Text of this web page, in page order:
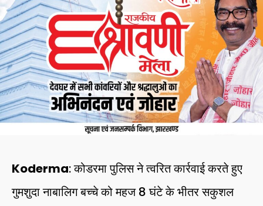
Koderma: कोडरमा पुलिस ने त्वरित कार्रवाई करते हुए
गुमशुदा नाबालिग बच्चे को महज 8 घंटे के भीतर सकुशल